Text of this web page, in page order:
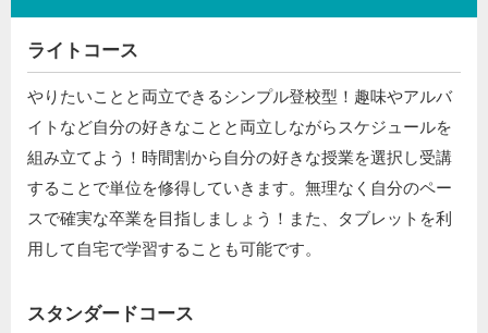
ライトコース
やりたいことと両立できるシンプル登校型！趣味やアルバ
イトなど自分の好きなことと両立しながらスケジュールを
組み立てよう！時間割から自分の好きな授業を選択し受講
することで単位を修得していきます。無理なく自分のペー
スで確実な卒業を目指しましょう！また、タブレットを利
用して自宅で学習することも可能です。
スタンダードコース